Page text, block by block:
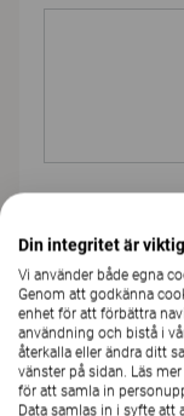
Du
FÖRNAMN *
Din integritet är
Vi använder både egna
Genom att godkänna
enhet för att förbättra
användning och bistå i
återkalla eller ändra ditt
vänster på sidan. Läs
för att samla in
Data samlas in i syfte att